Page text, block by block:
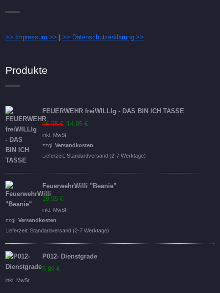
>> Impressum >> >> Datenschutzerklärung >>
Produkte
FEUERWEHR freiWILLIg - DAS BIN ICH TASSE
16,95€ Ursprünglicher
Preis
war:
16,95 €
14,95 €
ist:
14,95 €.
inkl. MwSt.
zzgl. Versandkosten
Lieferzeit: Standardversand (2-7 Werktage)
FeuerwehrWilli "Beanie"
19,95 €
inkl. MwSt.
zzgl. Versandkosten
Lieferzeit: Standardversand (2-7 Werktage)
P012- Dienstgrade
5,99 €
inkl. MwSt.